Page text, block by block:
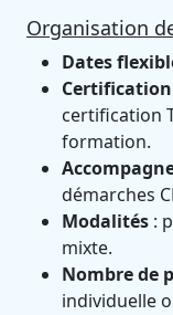
Organisation
Dates
Certification
certification
formation.
démarches
Modalités :
mixte.
Nombre de
individuelle